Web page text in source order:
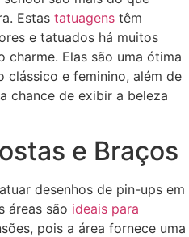
Estas tatuagens têm
e tatuados há muitos
charme. Elas são uma ótima
e feminino, além de
chance de exibir a beleza
e Braços
desenhos de pin-ups em
áreas são ideais para
pois a área fornece uma